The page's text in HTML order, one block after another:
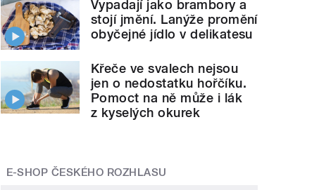
Vypadají jako brambory a
stojí jmění. Lanýže promění
Křeče ve svalech nejsou
jen o nedostatku hořčíku.
Pomoct na ně může i lák